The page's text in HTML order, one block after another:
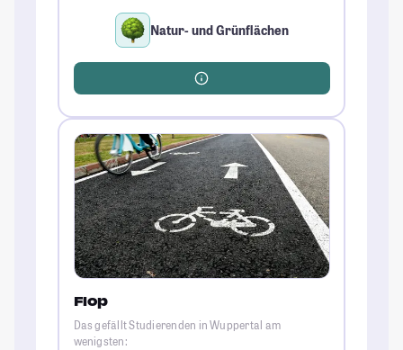
Natur- und Grünflächen
Flop
Das gefällt Studierenden in Wuppertal am
wenigsten: